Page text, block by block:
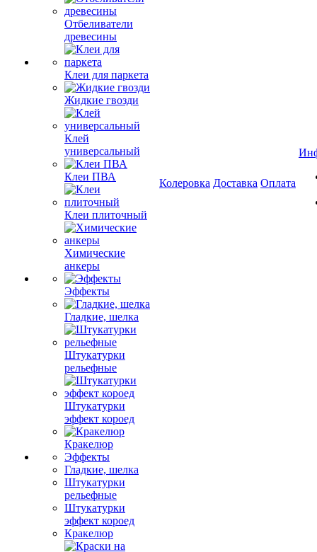
Отбеливатели
древесины
Клеи для паркета
Жидкие гвозди
Клей
универсальный
Клеи ПВА
Клеи плиточный
Химические
анкеры
Эффекты
Гладкие, шелка
Штукатурки
рельефные
Штукатурки
эффект короед
Кракелюр
Эффекты
Гладкие, шелка
Штукатурки
рельефные
Штукатурки
эффект короед
Кракелюр
Колеровка Доставка Оплата